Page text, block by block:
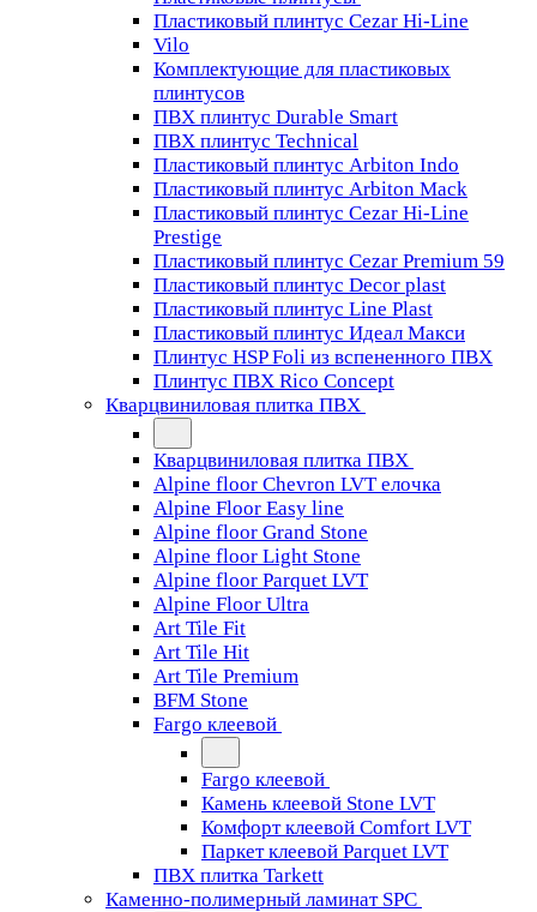
Пластиковый плинтус Cezar Hi-Line
Vilo
Комплектующие для пластиковых
плинтусов
ПВХ плинтус Durable Smart
ПВХ плинтус Technical
Пластиковый плинтус Arbiton Indo
Пластиковый плинтус Arbiton Mack
Пластиковый плинтус Cezar Hi-Line
Prestige
Пластиковый плинтус Cezar Premium 59
Пластиковый плинтус Decor plast
Пластиковый плинтус Line Plast
Пластиковый плинтус Идеал Макси
Плинтус HSP Foli из вспененного ПВХ
Плинтус ПВХ Rico Concept
Кварцвиниловая плитка ПВХ
Кварцвиниловая плитка ПВХ
Alpine floor Chevron LVT елочка
Alpine Floor Easy line
Alpine floor Grand Stone
Alpine floor Light Stone
Alpine floor Parquet LVT
Alpine Floor Ultra
Art Tile Fit
Art Tile Hit
Art Tile Premium
BFM Stone
Fargo клеевой
Fargo клеевой
Камень клеевой Stone LVT
Комфорт клеевой Comfort LVT
Паркет клеевой Parquet LVT
ПВХ плитка Tarkett
Каменно-полимерный ламинат SPC